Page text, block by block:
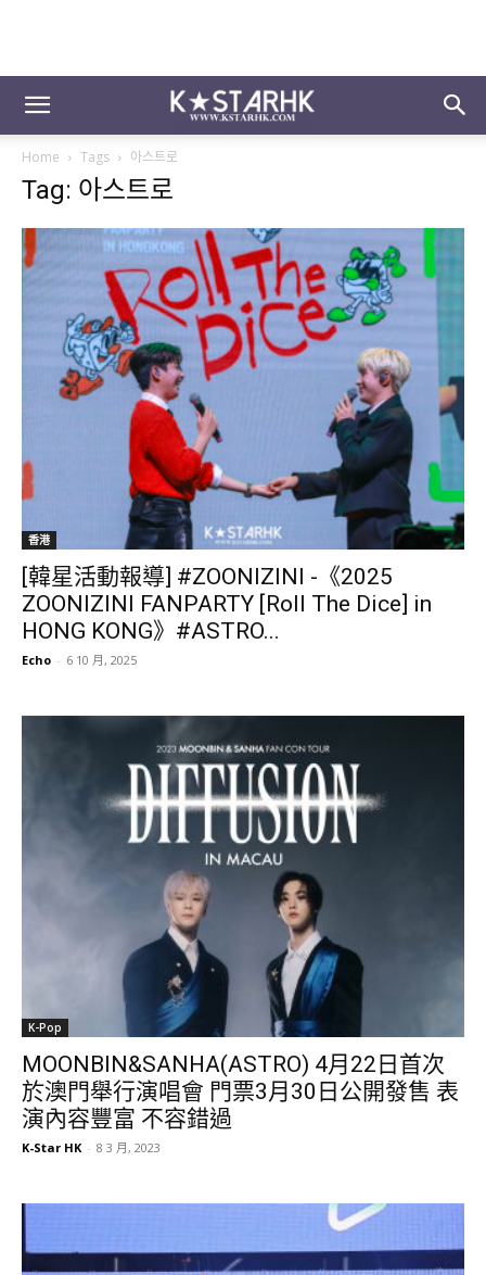
Home Tags 아스트로
Tag: 아스트로
香港
[韓星活動報導] #ZOONIZINI -《2025
ZOONIZINI FANPARTY [Roll The Dice] in
HONG KONG》#ASTRO...
Echo - 6 10 月, 2025
K-Pop
MOONBIN&SANHA(ASTRO) 4月22日首次
於澳門舉行演唱會 門票3月30日公開發售 表
演內容豐富 不容錯過
K-Star HK - 8 3 月, 2023